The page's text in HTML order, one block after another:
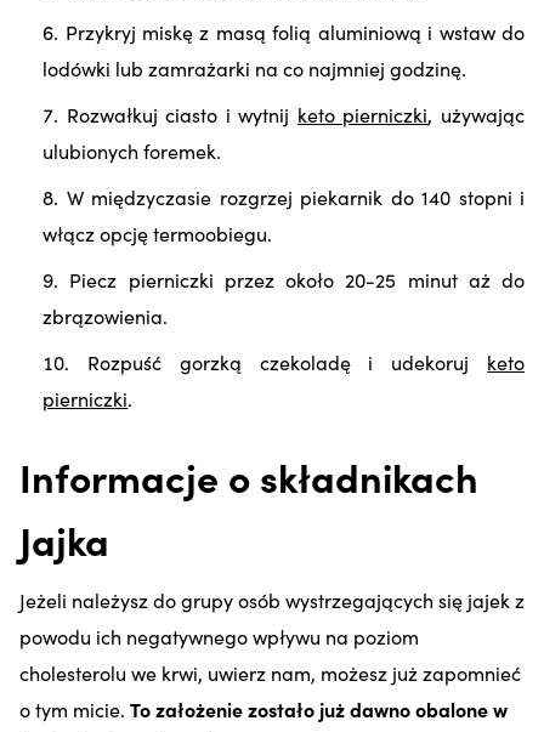
Przykryj miskę z masą folią aluminiową i wstaw do
lodówki lub zamrażarki na co najmniej godzinę.
Rozwałkuj ciasto i wytnij keto pierniczki, używając
ulubionych foremek.
W międzyczasie rozgrzej piekarnik do 140 stopni i
włącz opcję termoobiegu.
Piecz pierniczki przez około 20-25 minut aż do
zbrązowienia.
Rozpuść gorzką czekoladę i udekoruj keto
pierniczki.
Informacje o składnikach
Jajka
Jeżeli należysz do grupy osób wystrzegających się jajek z
powodu ich negatywnego wpływu na poziom
cholesterolu we krwi, uwierz nam, możesz już zapomnieć
o tym micie. To założenie zostało już dawno obalone w